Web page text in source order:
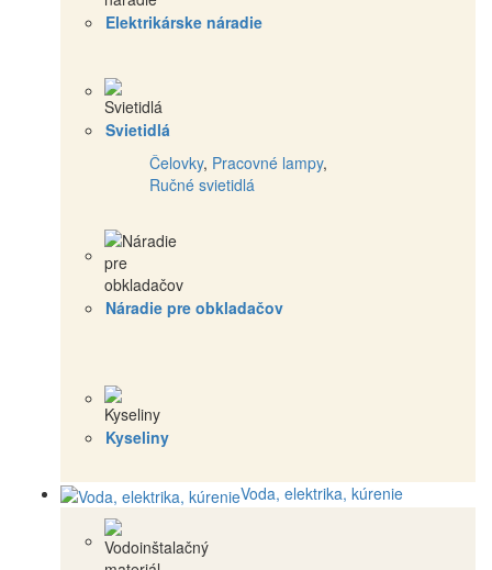
Elektrikárske náradie
Svietidlá
Čelovky, Pracovné lampy,
Ručné svietidlá
Náradie pre obkladačov
Kyseliny
Voda, elektrika, kúrenie